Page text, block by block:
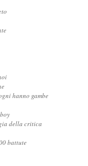
hanno gambe
della critica
battute